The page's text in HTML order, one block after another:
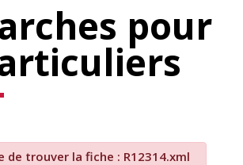
pour
de trouver la fiche : R12314.xml